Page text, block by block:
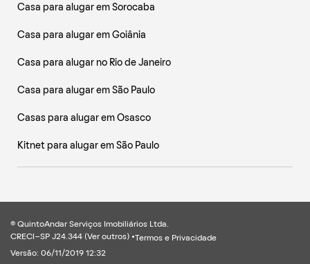
Casa para alugar em Sorocaba
Casa para alugar em Goiânia
Casa para alugar no Rio de Janeiro
Casa para alugar em São Paulo
Casas para alugar em Osasco
Kitnet para alugar em São Paulo
® QuintoAndar Serviços Imobiliários Ltda.
CRECI-SP J24.344 (Ver outros ) • Termos e Privacidade
Versão: 06/11/2019 12:32